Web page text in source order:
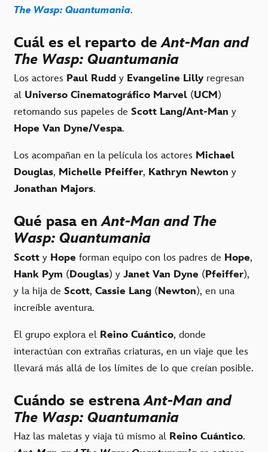
The Wasp: Quantumania.
Cuál es el reparto deAnt-Man and
The Wasp: Quantumania
Los actores Paul Rudd y Evangeline Lilly regresan
al Universo Cinematográfico Marvel (UCM)
retomando sus papeles de Scott Lang/Ant-Man y
Hope Van Dyne/Vespa.
Los acompañan en la película los actores Michael
Douglas, Michelle Pfeiffer, Kathryn Newton y
Jonathan Majors.
Qué pasa enAnt-Man and The
Wasp: Quantumania
Scott y Hope forman equipo con los padres de Hope,
Hank Pym (Douglas) y Janet Van Dyne (Pfeiffer),
y la hija de Scott, Cassie Lang (Newton), en una
increíble aventura.
El grupo explora el Reino Cuántico, donde
interactúan con extrañas criaturas, en un viaje que les
llevará más allá de los límites de lo que creían posible.
Cuándo se estrenaAnt-Man and
The Wasp: Quantumania
Haz las maletas y viaja tú mismo al Reino Cuántico.